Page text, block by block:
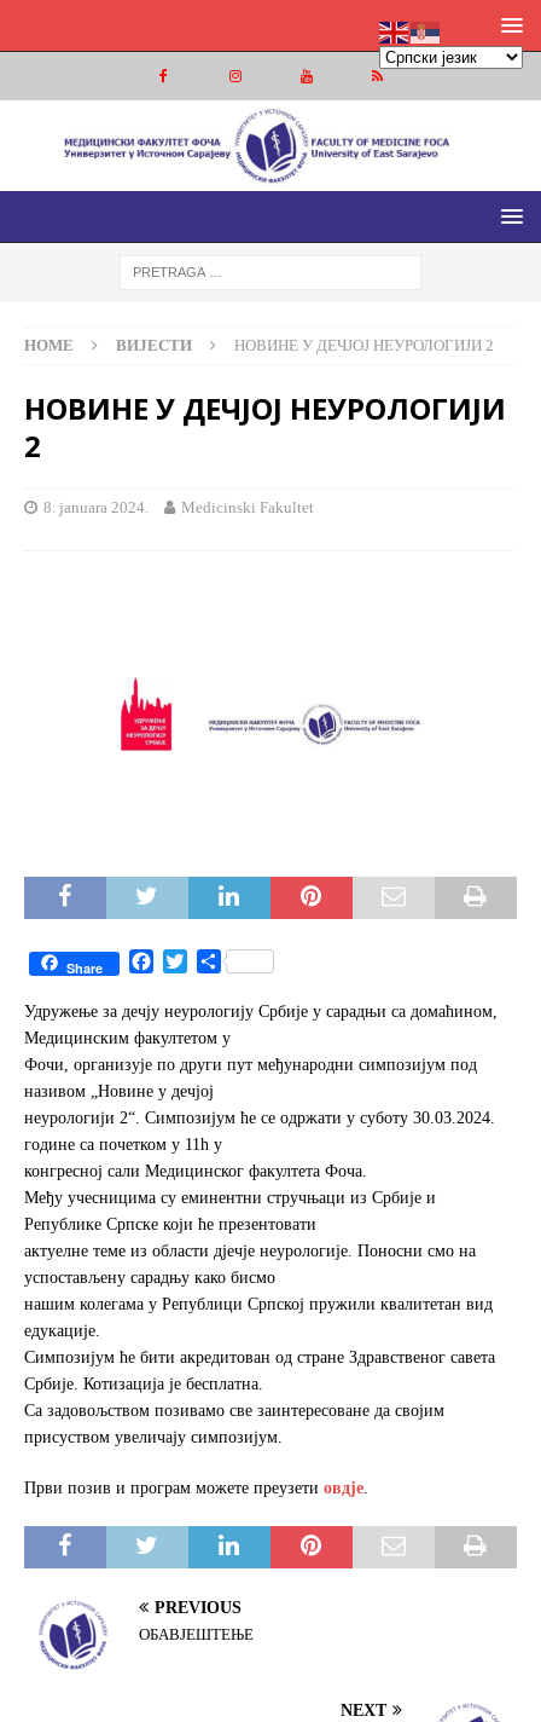
МЕДИЦИНСКИ ФАКУЛТЕТ ФОЧА
МЕДИЦИНСКИ ФАКУЛТЕТ УНИВЕРЗИТЕТА У ИСТОЧНОМ
HOME ВИЈЕСТИ НОВИНЕ У ДЕЧЈОЈ НЕУРОЛОГИЈИ 2
НОВИНЕ У ДЕЧЈОЈ НЕУРОЛОГИЈИ
2
8. januara 2024. Medicinski Fakultet
Share
c
e
b
o
k
i
t
t
r
S
a
r
e
Удружење за дечју неурологију Србије у сарадњи са домаћином,
Медицинским факултетом у
Фочи, организује по други пут међународни симпозијум под
називом „Новине у дечјој
неурологији 2“. Симпозијум ће се одржати у суботу 30.03.2024.
године са почетком у 11h у
конгресној сали Медицинског факултета Фоча.
Међу учесницима су еминентни стручњаци из Србије и
Републике Српске који ће презентовати
актуелне теме из области дјечје неурологије. Поносни смо на
успостављену сарадњу како бисмо
нашим колегама у Републици Српској пружили квалитетан вид
едукације.
Симпозијум ће бити акредитован од стране Здравственог савета
Србије. Котизација је бесплатна.
Са задовољством позивамо све заинтересоване да својим
присуством увеличају симпозијум.
Први позив и програм можете преузети овдје
PREVIOUS
OБАВЈЕШТЕЊЕ
NEXT